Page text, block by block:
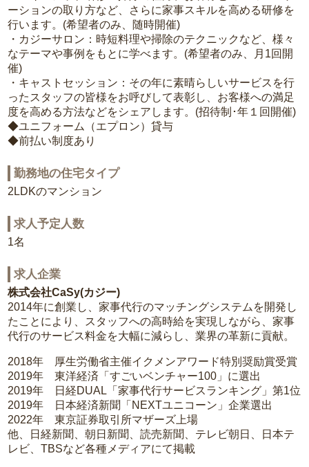
ーションの取り方など、さらに家事スキルを高める研修を
行います。(希望者のみ、随時開催)
・カジーサロン：時短料理や掃除のテクニックなど、様々
なテーマや事例をもとに学べます。(希望者のみ、月1回開
催)
・キャストセッション：その年に素晴らしいサービスを行
ったスタッフの皆様をお呼びして表彰し、お客様への満足
度を高める方法などをシェアします。(招待制･年１回開催)
◆ユニフォーム（エプロン）貸与
◆前払い制度あり
勤務地の住宅タイプ
2LDKのマンション
求人予定人数
1名
求人企業
株式会社CaSy(カジー)
2014年に創業し、家事代行のマッチングシステムを開発し
たことにより、スタッフへの高時給を実現しながら、家事
代行のサービス料金を大幅に減らし、業界の革新に貢献。
2018年 厚生労働省主催イクメンアワード特別奨励賞受賞
2019年 東洋経済「すごいベンチャー100」に選出
2019年 日経DUAL「家事代行サービスランキング」第1位
2019年 日本経済新聞「NEXTユニコーン」企業選出
2022年 東京証券取引所マザーズ上場
他、日経新聞、朝日新聞、読売新聞、テレビ朝日、日本テ
レビ、TBSなど各種メディアにて掲載